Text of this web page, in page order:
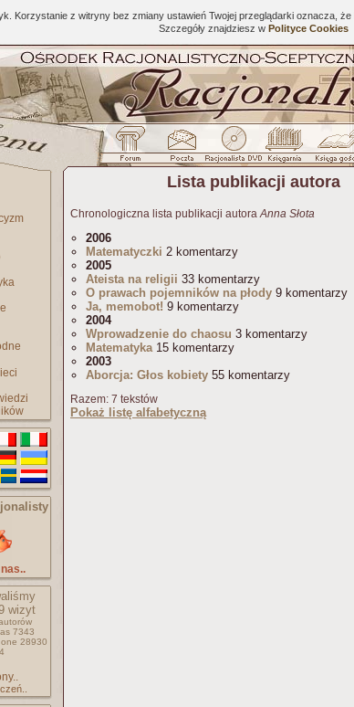
Korzystanie z witryny bez zmiany ustawień Twojej przeglądarki oznacza,
Szczegóły znajdziesz w Polityce Cookies
wizyt
7343
one 28930
Lista publikacji autora
Chronologiczna lista publikacji autoraAnna Słota
2006
Matematyczki 2 komentarzy
2005
Ateista na religii 33 komentarzy
O prawach pojemników na płody 9 komentarzy
Ja, memobot! 9 komentarzy
2004
Wprowadzenie do chaosu 3 komentarzy
Matematyka15 komentarzy
2003
Aborcja: Głos kobiety 55 komentarzy
Razem: 7 tekstów
Pokaż listę alfabetyczną